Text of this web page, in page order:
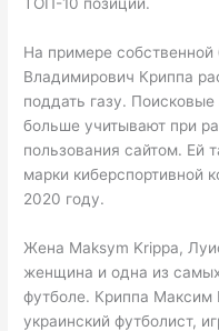
На примере
Владимирович Криппа
поддать газу.
больше учитывают при
пользования сайтом. Ей
марки киберспортивной
2020 году.
Жена Maksym Krippa,
женщина и одна из
футболе. Криппа Максим
украинский футболист,